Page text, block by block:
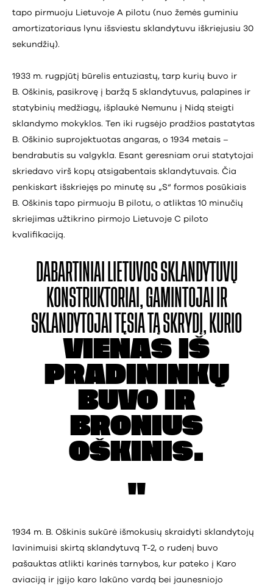
tapo pirmuoju Lietuvoje A pilotu (nuo žemės guminiu
amortizatoriaus lynu išsviestu sklandytuvu iškriejusiu 30
sekundžių).
1933 m. rugpjūtį būrelis entuziastų, tarp kurių buvo ir
B. Oškinis, pasikrovę į baržą 5 sklandytuvus, palapines ir
statybinių medžiagų, išplaukė Nemunu į Nidą steigti
sklandymo mokyklos. Ten iki rugsėjo pradžios pastatytas
B. Oškinio suprojektuotas angaras, o 1934 metais –
bendrabutis su valgykla. Esant geresniam orui statytojai
skriedavo virš kopų atsigabentais sklandytuvais. Čia
penkiskart išskriejęs po minutę su „S“ formos posūkiais
B. Oškinis tapo pirmuoju B pilotu, o atliktas 10 minučių
skriejimas užtikrino pirmojo Lietuvoje C piloto
kvalifikaciją.
DABARTINIAI LIETUVOS SKLANDYTUVŲ
KONSTRUKTORIAI, GAMINTOJAI IR
SKLANDYTOJAI TĘSIA TĄ SKRYDĮ, KURIO
VIENAS IŠ
PRADININKŲ
BUVO IR
BRONIUS
OŠKINIS.
1934 m. B. Oškinis sukūrė išmokusių skraidyti sklandytojų
lavinimuisi skirtą sklandytuvą T-2, o rudenį buvo
pašauktas atlikti karinės tarnybos, kur pateko į Karo
aviaciją ir įgijo karo lakūno vardą bei jaunesniojo